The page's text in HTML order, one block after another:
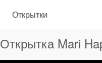
Открытки
Открытка Mari